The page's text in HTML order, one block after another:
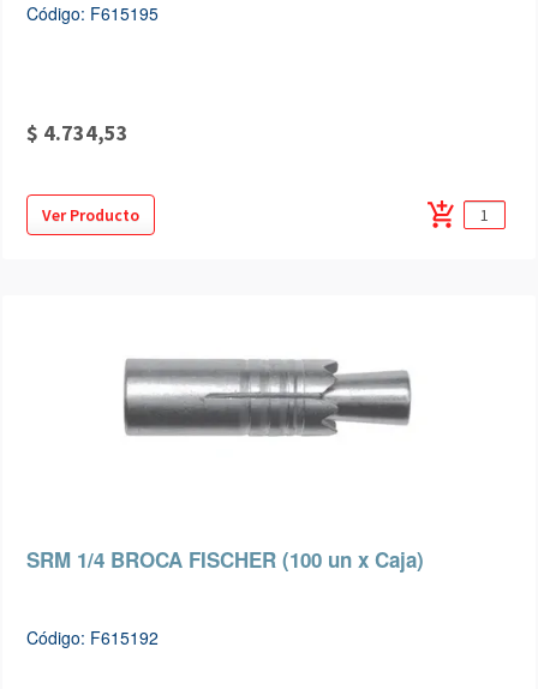
Código: F615195
$ 4.734,53
Ver Producto add_shopping_cart
SRM 1/4 BROCA FISCHER (100 un x Caja)
Código: F615192